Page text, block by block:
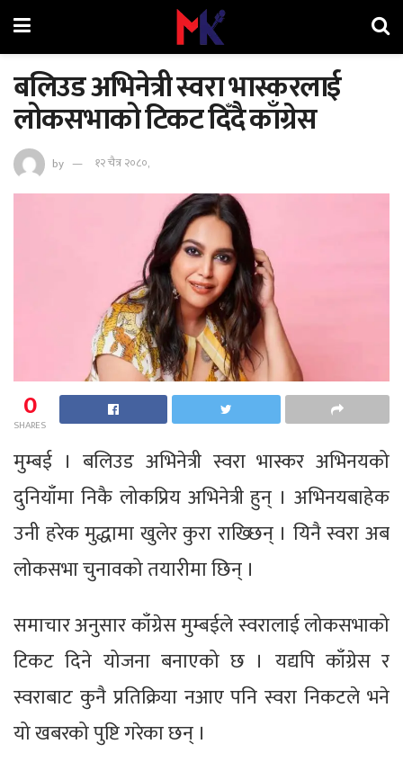
बलिउड अभिनेत्री स्वरा भास्करलाई
लोकसभाको टिकट दिँदै काँग्रेस
by १२ चैत्र २०८०,
0
SHARES
मुम्बई । बलिउड अभिनेत्री स्वरा भास्कर अभिनयको
दुनियाँमा निकै लोकप्रिय अभिनेत्री हुन् । अभिनयबाहेक
उनी हरेक मुद्धामा खुलेर कुरा राख्छिन् । यिनै स्वरा अब
लोकसभा चुनावको तयारीमा छिन् ।
समाचार अनुसार काँग्रेस मुम्बईले स्वरालाई लोकसभाको
टिकट दिने योजना बनाएको छ । यद्यपि काँग्रेस र
स्वराबाट कुनै प्रतिक्रिया नआए पनि स्वरा निकटले भने
यो खबरको पुष्टि गरेका छन् ।